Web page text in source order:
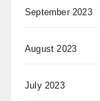
September 2023
August 2023
July 2023